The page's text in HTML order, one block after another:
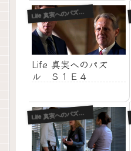
L
ife 真実へのパズル-S1
Life 真実へのパズ
ル Ｓ１Ｅ４
L
ife 真実へのパズル-S1